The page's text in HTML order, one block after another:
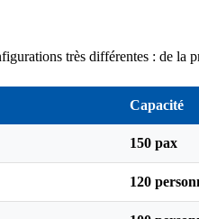
très différentes : de la
Capacité
150 pax
120